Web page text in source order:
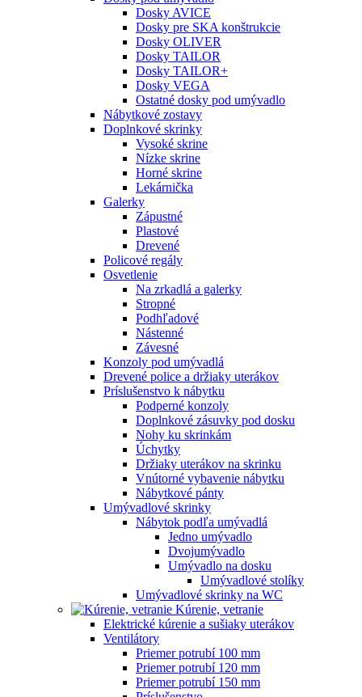
Dosky AVICE
Dosky pre SKA konštrukcie
Dosky OLIVER
Dosky TAILOR
Dosky TAILOR+
Dosky VEGA
Ostatné dosky pod umývadlo
Nábytkové zostavy
Doplnkové skrinky
Vysoké skrine
Nízke skrine
Horné skrine
Lekárnička
Galerky
Zápustné
Plastové
Drevené
Policové regály
Osvetlenie
Na zrkadlá a galerky
Stropné
Podhľadové
Nástenné
Závesné
Konzoly pod umývadlá
Drevené police a držiaky uterákov
Príslušenstvo k nábytku
Podperné konzoly
Doplnkové zásuvky pod dosku
Nohy ku skrinkám
Úchytky
Držiaky uterákov na skrinku
Vnútorné vybavenie nábytku
Nábytkové pánty
Umývadlové skrinky
Nábytok podľa umývadlá
Jedno umývadlo
Dvojumývadlo
Umývadlo na dosku
Umývadlové stolíky
Umývadlové skrinky na WC
Kúrenie, vetranie
Elektrické kúrenie a sušiaky uterákov
Ventilátory
Priemer potrubí 100 mm
Priemer potrubí 120 mm
Priemer potrubí 150 mm